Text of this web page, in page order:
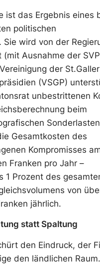
ist das Ergebnis eines
politischen
Sie wird von der
(mit Ausnahme der
der St.Galler
(VSGP)
unbestrittenen
beim
Gesamtkosten des
Kompromisses
Franken pro Jahr –
1 Prozent des
von
jährlich.
statt Spaltung
den Eindruck, der
den ländlichen